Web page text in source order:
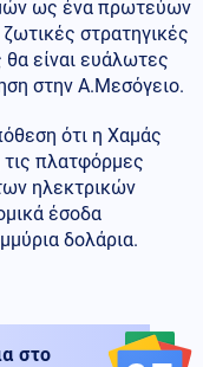
ως ένα πρωτεύων
στρατηγικές
είναι ευάλωτες
στην Α.Μεσόγειο.
ότι η Χαμάς
τις πλατφόρμες
ηλεκτρικών
έσοδα
δολάρια.
στο